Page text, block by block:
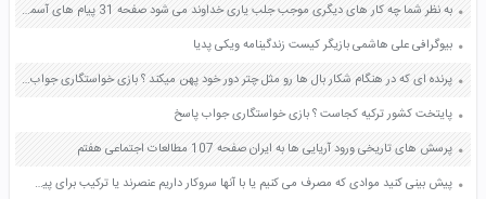
به نظر شما چه کار های دیگری موجب جلب یاری خداوند می شود صفحه 31 پیام های آسمان هفتم
بیوگرافی علی هاشمی بازیگر کیست زندگینامه ویکی پدیا
پرنده ای که در هنگام شکار بال ها رو مثل چتر دور خود پهن میکند ؟ بازی خواستگاری جواب پاسخ
پایتخت کشور ترکیه کجاست ؟ بازی خواستگاری جواب پاسخ
پرسش های تاریخی ورود آریایی ها به ایران صفحه 107 مطالعات اجتماعی هفتم
پیش بینی کنید موادی که مصرف می کنیم یا با آنها سروکار داریم عنصرند یا ترکیب برای پیش بینی خود دلیل بیاورید صفحه 20 علوم هفتم